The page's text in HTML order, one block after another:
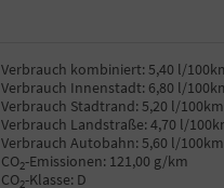
Verbrauch kombiniert: 5,40 l/
Verbrauch Innenstadt: 6,80 l/
Verbrauch Stadtrand: 5,20 l/100km
Verbrauch Landstraße: 4,70 l/
Verbrauch Autobahn: 5,60 l/100km
CO2-Emissionen: 121,00 g/km
CO2-Klasse: D